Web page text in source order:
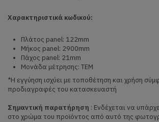
Χαρακτηριστικά κωδικού:
Πλάτος panel: 122mm
Μήκος panel: 2900mm
Πάχος panel: 21mm
Μονάδα μέτρησης: ΤΕΜ
*Η εγγύηση ισχύει με τοποθέτηση και χρήση
προδιαγραφές του κατασκευαστή
Σημαντική παρατήρηση : Ενδέχεται να
στο χρώμα του προϊόντος από αυτό της